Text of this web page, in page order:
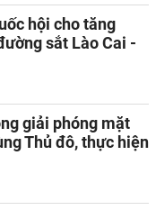
hội cho tăng
sắt Lào Cai -
giải phóng mặt
Thủ đô, thực hiện